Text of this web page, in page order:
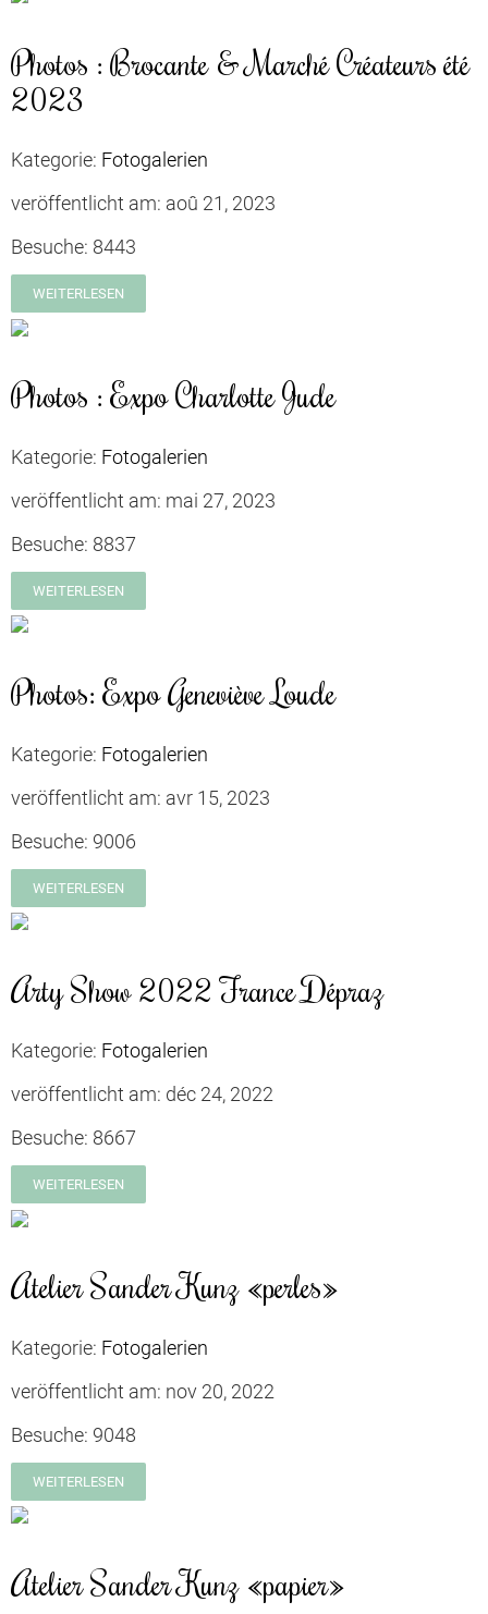
Photos : Brocante & Marché Créateurs été
2023
Kategorie: Fotogalerien
veröffentlicht am: aoû 21, 2023
Besuche: 8443
WEITERLESEN
Photos : Expo Charlotte Jude
Kategorie: Fotogalerien
veröffentlicht am: mai 27, 2023
Besuche: 8837
WEITERLESEN
Photos: Expo Geneviève Loude
Kategorie: Fotogalerien
veröffentlicht am: avr 15, 2023
Besuche: 9006
WEITERLESEN
Arty Show 2022 France Dépraz
Kategorie: Fotogalerien
veröffentlicht am: déc 24, 2022
Besuche: 8667
WEITERLESEN
Atelier Sander Kunz «perles»
Kategorie: Fotogalerien
veröffentlicht am: nov 20, 2022
Besuche: 9048
WEITERLESEN
Atelier Sander Kunz «papier»